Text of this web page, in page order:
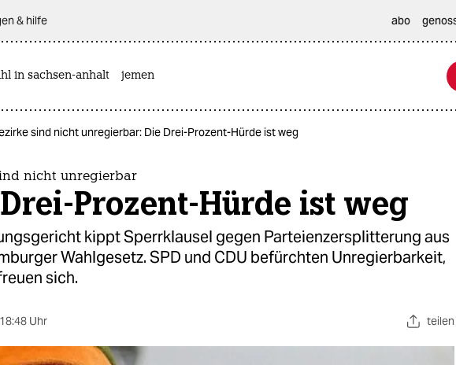
& hilfe abo
in sachsen-anhalt jemen
sind nicht unregierbar: Die Drei-Prozent-Hürde ist weg
nicht unregierbar
Prozent-Hürde ist weg
kippt Sperrklausel gegen Parteienzersplitterung aus
Wahlgesetz. SPD und CDU befürchten Unregierbarkeit,
sich.
18:48 Uhr teilen